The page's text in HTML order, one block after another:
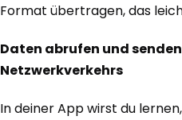
Format übertragen, das
Daten abrufen und
Netzwerkverkehrs
In deiner App wirst du